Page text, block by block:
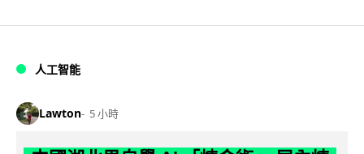
人工智能
Lawton 5 小時